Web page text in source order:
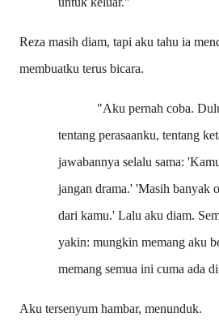
Reza masih diam, tapi aku tahu ia
membuatku terus bicara.
"Aku pernah coba.
tentang perasaanku, tentang
jawabannya selalu sama:
jangan drama.' 'Masih banyak
dari kamu.' Lalu aku diam.
yakin: mungkin memang aku
memang semua ini cuma ada
Aku tersenyum hambar, menunduk.